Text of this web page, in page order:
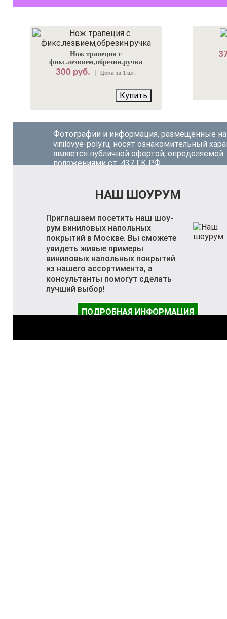
Нож трапеция с
фикс.лезвием,обрезин.ручка
300 руб. Цена за 1 шт.
Купить
Фотографии и информация, размещённые на
vinilovye-poly.ru, носят ознакомительный
является публичной офертой, определяемой
положениями ст. 437 ГК РФ.
НАШ ШОУРУМ
Приглашаем посетить наш шоу-
рум виниловых напольных
покрытий в Москве. Вы сможете
увидеть живые примеры
виниловых напольных покрытий
из нашего ассортимента, а
консультанты помогут сделать
лучший выбор!
ПОДРОБНАЯ ИНФОРМАЦИЯ